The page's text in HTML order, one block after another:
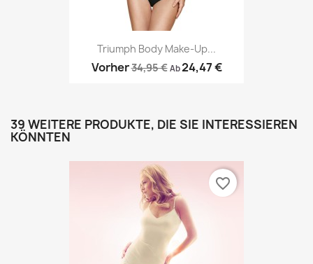
Triumph Body Make-Up...
Vorher34,95 € Ab24,47 €
39 WEITERE PRODUKTE, DIE SIE INTERESSIEREN
KÖNNTEN
favorite_border